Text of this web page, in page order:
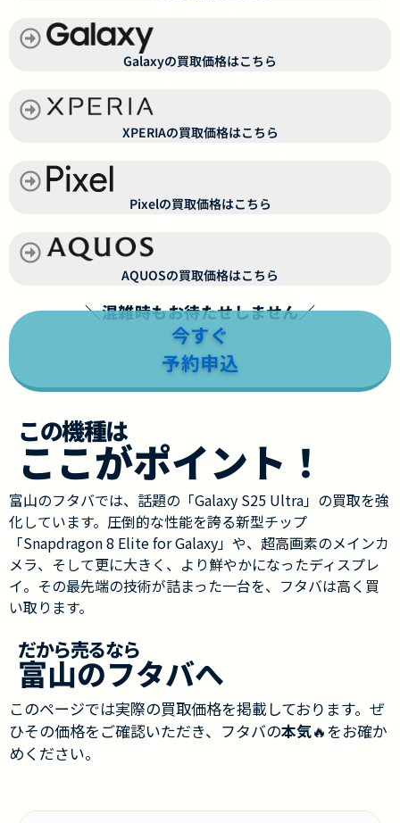
Galaxyの買取価格はこちら
XPERIAの買取価格はこちら
Pixelの買取価格はこちら
AQUOSの買取価格はこちら
＼混雑時もお待たせしません／
今すぐ
予約申込
この機種は
ここがポイント！
富山のフタバでは、話題の「Galaxy S25 Ultra」の買取を強
化しています。圧倒的な性能を誇る新型チップ
「Snapdragon 8 Elite for Galaxy」や、超高画素のメインカ
メラ、そして更に大きく、より鮮やかになったディスプレ
イ。その最先端の技術が詰まった一台を、フタバは高く買
い取ります。
だから売るなら
富山のフタバへ
このページでは実際の買取価格を掲載しております。ぜ
ひその価格をご確認いただき、フタバの本気🔥をお確か
めください。